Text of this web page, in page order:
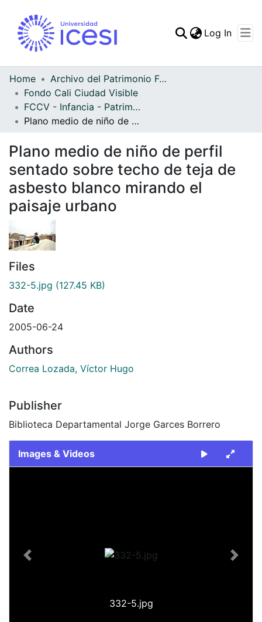
Log In
Home
Archivo del Patrimonio Fotográfico y Fílmico del Valle del Cauca
Fondo Cali Ciudad Visible
FCCV - Infancia - Patrimonial
Plano medio de niño de perfil sentado sobre techo de teja de asbesto blanco mirando el paisaje urbano
Plano medio de niño de perfil
sentado sobre techo de teja de
asbesto blanco mirando el
paisaje urbano
Files
332-5.jpg (127.45 KB)
Date
2005-06-24
Authors
Correa Lozada, Víctor Hugo
Publisher
Biblioteca Departamental Jorge Garces Borrero
Images & Videos
332-5.jpg
Previous Next